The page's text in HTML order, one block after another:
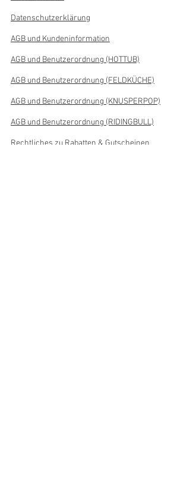
Datenschutzerklärung
AGB und Kundeninformation
AGB und Benutzerordnung (HOTTUB)
AGB und Benutzerordnung (FELDKÜCHE)
AGB und Benutzerordnung (KNUSPERPOP)
AGB und Benutzerordnung (RIDINGBULL)
Rechtliches zu Rabatten & Gutscheinen